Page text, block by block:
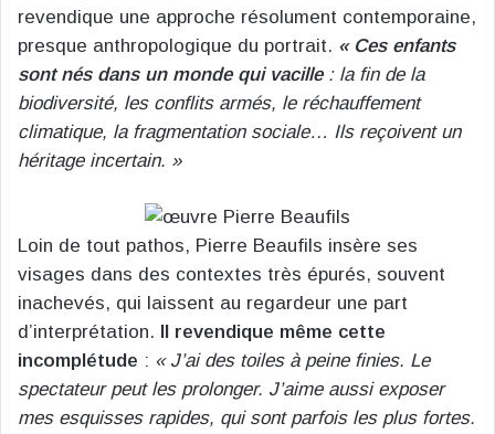
revendique une approche résolument contemporaine,
presque anthropologique du portrait. « Ces enfants
sont nés dans un monde qui vacille: la fin de la
biodiversité, les conflits armés, le réchauffement
climatique, la fragmentation sociale… Ils reçoivent un
héritage incertain. »
Loin de tout pathos, Pierre Beaufils insère ses
visages dans des contextes très épurés, souvent
inachevés, qui laissent au regardeur une part
d’interprétation. Il revendique même cette
incomplétude : « J’ai des toiles à peine finies. Le
spectateur peut les prolonger. J’aime aussi exposer
mes esquisses rapides, qui sont parfois les plus fortes.